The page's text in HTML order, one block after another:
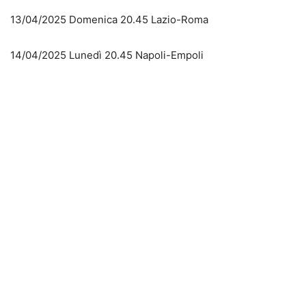
13/04/2025 Domenica 20.45 Lazio-Roma
14/04/2025 Lunedì 20.45 Napoli-Empoli